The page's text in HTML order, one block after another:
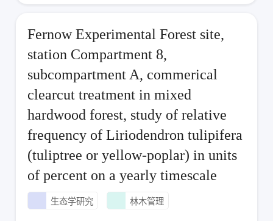
Fernow Experimental Forest site,
station Compartment 8,
subcompartment A, commerical
clearcut treatment in mixed
hardwood forest, study of relative
frequency of Liriodendron tulipifera
(tuliptree or yellow-poplar) in units
of percent on a yearly timescale
生态学研究 林木管理